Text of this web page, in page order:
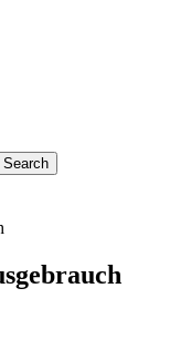
Search